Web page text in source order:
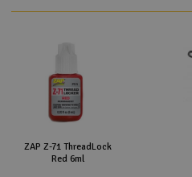
ZAP Z-71 ThreadLock
Red 6ml